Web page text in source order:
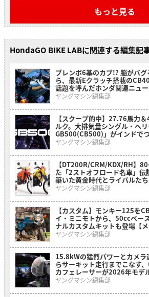
もっと見る
HondaGO BIKE LABに関連する編集記
ブレンボ6基のカブ!? 脳がバ
ら、最新Eクラッチ搭載の
話題を呼んだホンダ関連ニュ
ヤングマシン編集部
【スクープ的中】27.76馬力
ルク。大排気量シングル・ヘ
GB500(CB500)」がインドで
ヤングマシン編集部
【DT200R/CRM/KDX/RH】
た「2ストオフロード名車」
築いた黄金時代とライバルた
ヤングマシン編集部
【カスタム】モンキー125を
イ・ミニモトから、50ccベー
ナルカスタムキットも登場【メ
ヤングマシン編集部
15.8kWの猛烈パワーとカメ
らサーキット走行までこなす
カフェレーサーが2026年モデ
外】
ヤングマシン編集部